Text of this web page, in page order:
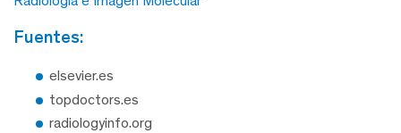
fuentes:
elsevier.es
topdoctors.es
radiologyinfo.org